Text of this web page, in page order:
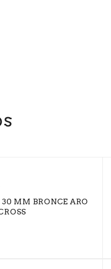
MM BRONCE ARO